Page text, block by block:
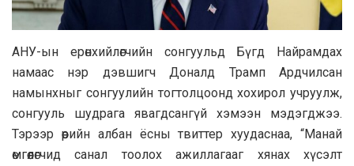
АНУ-ын eрөнхийлөгчийн сонгуульд Бүгд Найрамдах
намаас нэр дэвшигч Доналд Трамп Ардчилсан
намынхныг сонгуулийн тогтолцоонд хохирол учруулж,
сонгууль шудрага явагдсангүй хэмээн мэдэгджээ.
Тэрээр өөрийн албан ёсны твиттер хуудаснаа, “Манай
өмгөөлөгчид санал тоолох ажиллагааг хянах хүсэлт